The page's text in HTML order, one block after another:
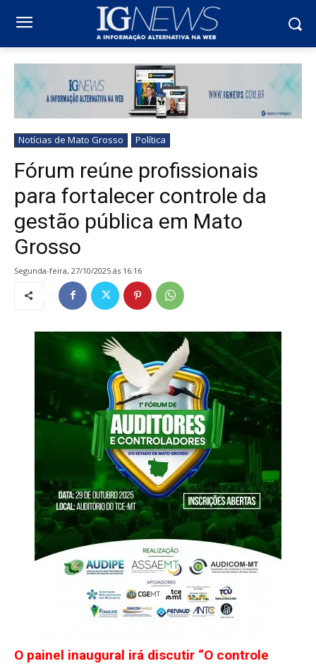
Notícias de Mato Grosso Política
Fórum reúne profissionais
para fortalecer controle da
gestão pública em Mato
Grosso
segunda-feira, 27/10/2025 ás 16:16
O painel inaugural irá discutir “O controle